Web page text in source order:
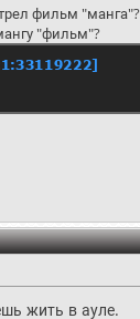
фильм "манга"?
"фильм"?
жить в ауле.